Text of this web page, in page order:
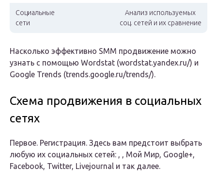
Социальные
сети
Анализ используемых
соц. сетей и их сравнение
Насколько эффективно SMM продвижение можно
узнать с помощью Wordstat (wordstat.yandex.ru/) и
Google Trends (trends.google.ru/trends/).
Схема продвижения в социальных
сетях
Первое. Регистрация. Здесь вам предстоит выбрать
любую их социальных сетей: , , Мой Мир, Google+,
Facebook, Twitter, Livejournal и так далее.